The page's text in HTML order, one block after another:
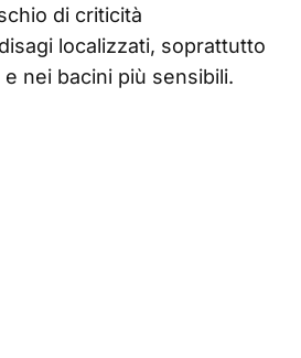
di criticità
localizzati, soprattutto
nei bacini più sensibili.